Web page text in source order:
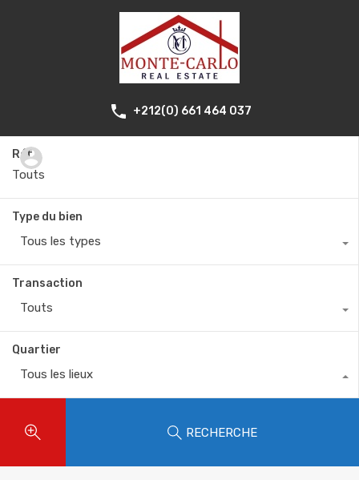
+212(0) 661 464 037
Réf.
Type du bien
Tous les types
Transaction
Touts
Quartier
Tous les lieux
RECHERCHE